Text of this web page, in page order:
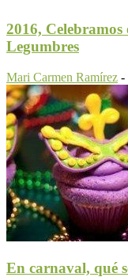
2016,
Legumbres
Mari Carmen Ramírez -
En carnaval, qué